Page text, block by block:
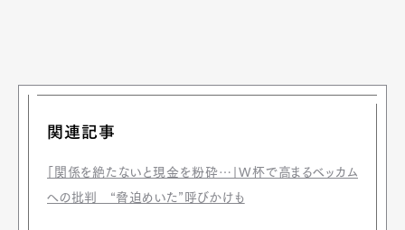
関連記事
「関係を絶たないと現金を粉砕…」W杯で高まるベッカム
への批判 “脅迫めいた”呼びかけも